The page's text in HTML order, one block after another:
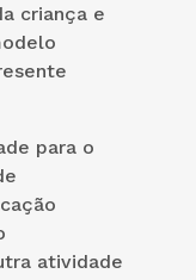
criança e
para o
atividade